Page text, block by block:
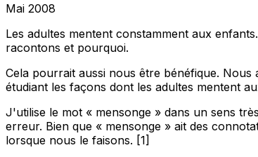
Mai 2008
Les adultes mentent constamment aux
racontons et pourquoi.
Cela pourrait aussi nous être bénéfique.
étudiant les façons dont les adultes mentent
J'utilise le mot « mensonge » dans un sens
erreur. Bien que « mensonge » ait des
lorsque nous le faisons. [1]